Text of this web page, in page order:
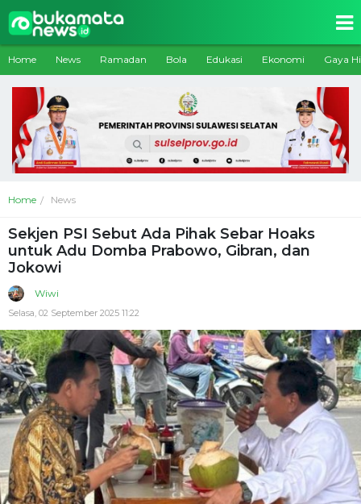
Home News Ramadan Bola Edukasi Ekonomi Gaya
Home News
Sekjen PSI Sebut Ada Pihak Sebar Hoaks
untuk Adu Domba Prabowo, Gibran, dan
Jokowi
Wiwi
Selasa, 02 September 2025 11:22